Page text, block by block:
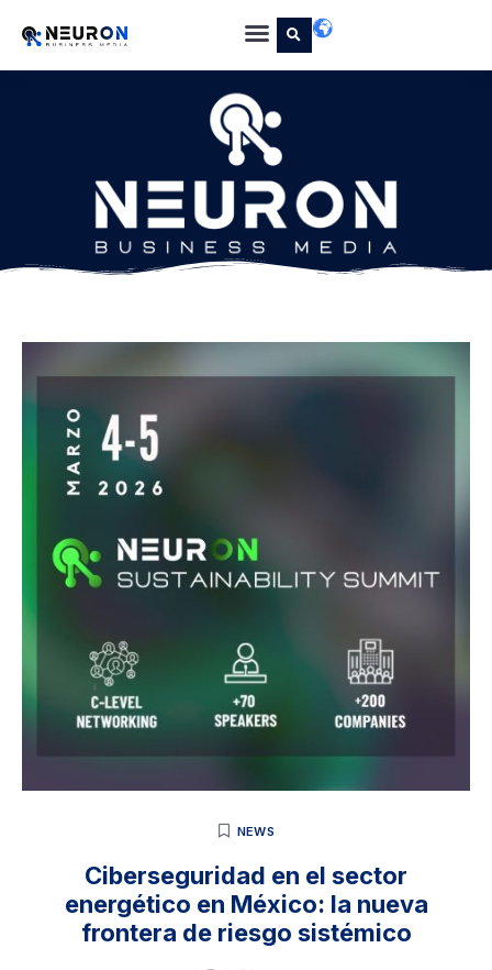
NEWS
Ciberseguridad en el sector
energético en México: la nueva
frontera de riesgo sistémico